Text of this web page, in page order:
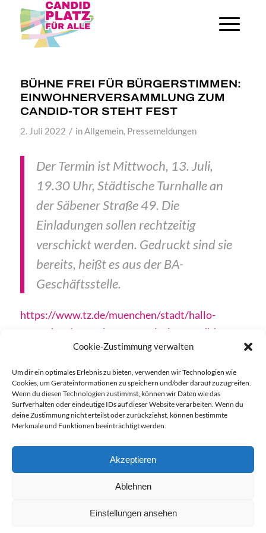
Cookie-Zustimmung verwalten
Um dir ein optimales Erlebnis zu bieten, verwenden wir Technologien wie
Cookies, um Geräteinformationen zu speichern und/oder darauf zuzugreifen.
Wenn du diesen Technologien zustimmst, können wir Daten wie das
Surfverhalten oder eindeutige IDs auf dieser Website verarbeiten. Wenn du
deine Zustimmung nicht erteilst oder zurückziehst, können bestimmte
Merkmale und Funktionen beeinträchtigt werden.
Akzeptieren
Ablehnen
Einstellungen ansehen
BÜHNE FREI FÜR BÜRGERSTIMMEN:
EINWOHNERVERSAMMLUNG ZUM
CANDID-TOR STEHT FEST
2. Juli 2022 / inAllgemein, Pressemeldungen
Der Termin ist Mittwoch, 13. Juli,
19.30 Uhr, Städtische Turnhalle an
der Säbener Straße 49. Die
Einladungen sollen rechtzeitig
verschickt werden. Gedruckt sind sie
bereits, heißt es aus der BA-
Geschäftsstelle.
https://www.tz.de/muenchen/stadt/hallo-
muenchen/muenchen-untergiesing-candid-tor-
neubau-candidplatz-einwohnerversammlung-
buerger-ba-termin-91640352.html
Schlagworte:Einwohnerversammlung,hallomünchen